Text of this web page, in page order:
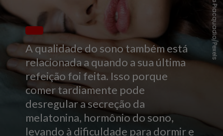
A qualidade do sono também está
relacionada a quando a sua última
refeição foi feita. Isso porque
comer tardiamente pode
desregular a secreção da
melatonina, hormônio do sono,
levando à dificuldade para dormir e
Andrea Piacquadio/Pexels